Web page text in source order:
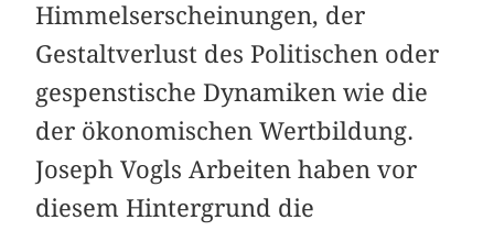
Himmelserscheinungen, der
Gestaltverlust des Politischen oder
gespenstische Dynamiken wie die
der ökonomischen Wertbildung.
Joseph Vogls Arbeiten haben vor
diesem Hintergrund die